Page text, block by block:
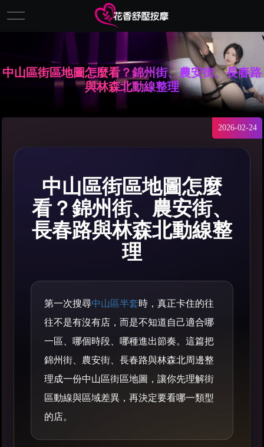
中山區街區地圖怎麼看？錦州街、農安街、長春路
與林森北動線整理
2026-02-24
中山區街區地圖怎麼
看？錦州街、農安街、
長春路與林森北動線整
理
第一次搜尋中山區半套時，真正卡住的往
往不是有沒有店，而是不知道自己適合哪
一區、哪個時段、哪種進出節奏。這篇把
錦州街、農安街、長春路與林森北周邊整
理成一份中山區街區地圖，讓你先理解街
區動線與區域差異，再決定要看哪一類型
的店。